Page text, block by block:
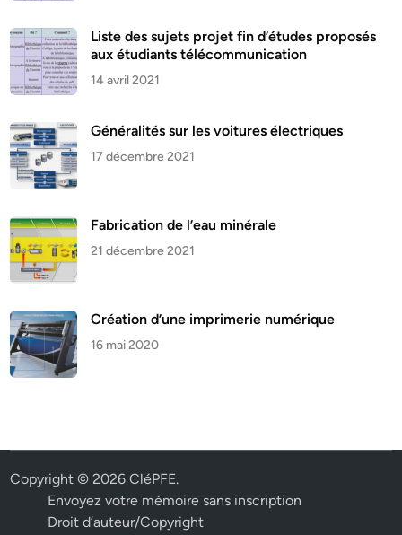
Liste des sujets projet fin d’études proposés
aux étudiants télécommunication
14 avril 2021
Généralités sur les voitures électriques
17 décembre 2021
Fabrication de l’eau minérale
21 décembre 2021
Création d’une imprimerie numérique
16 mai 2020
Copyright © 2026CléPFE.
Envoyez votre mémoire sans inscription
Droit d’auteur/Copyright